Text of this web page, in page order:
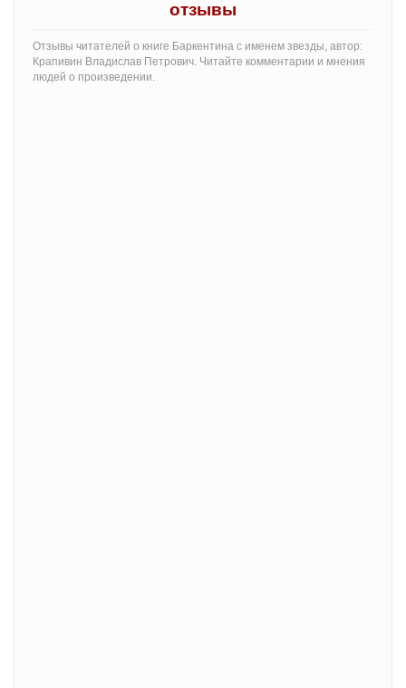
отзывы
Отзывы читателей о книге Баркентина с именем звезды, автор:
Крапивин Владислав Петрович. Читайте комментарии и мнения
людей о произведении.